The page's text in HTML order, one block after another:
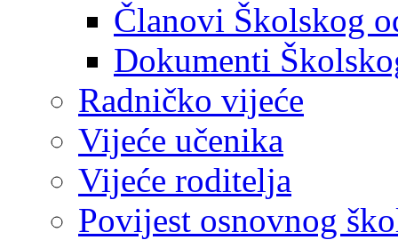
Članovi Školskog
Dokumenti
Radničko vijeće
Vijeće učenika
Vijeće roditelja
Povijest osnovnog